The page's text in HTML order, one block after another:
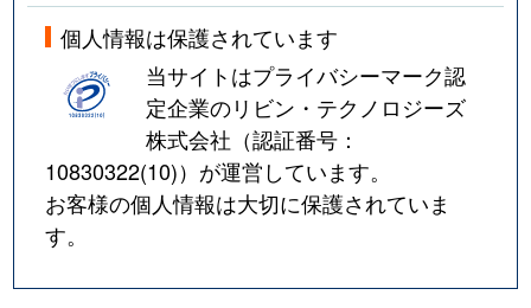
個人情報は保護されています
当サイトはプライバシーマーク認
定企業のリビン・テクノロジーズ
株式会社（認証番号：
10830322(10)）が運営しています。
お客様の個人情報は大切に保護されていま
す。